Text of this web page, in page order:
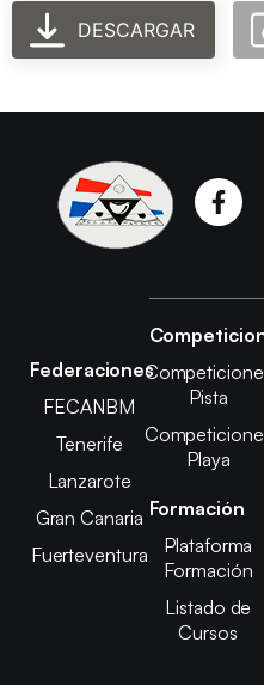
DESCARGAR
Federaciones
FECANBM
Tenerife
Lanzarote
Gran Canaria
Fuerteventura
Pista
Playa
Formación
Plataforma
Formación
Listado de
Cursos